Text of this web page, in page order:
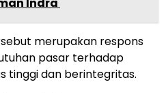
Indra
merupakan respons
pasar terhadap
tinggi dan berintegritas.